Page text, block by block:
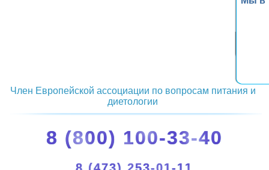
Член Европейской ассоциации по вопросам питания и
диетологии
8 (800) 100-33-40
8 (473) 253-01-11